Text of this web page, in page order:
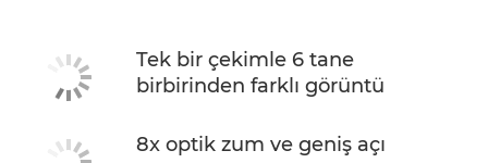
Tek bir çekimle 6 tane
birbirinden farklı görüntü
8x optik zum ve geniş açı